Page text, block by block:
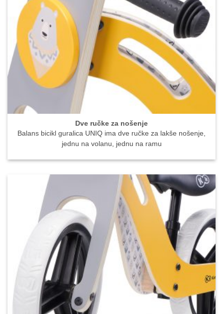
Dve ručke za nošenje
Balans bicikl guralica UNIQ ima dve ručke za lakše nošenje,
jednu na volanu, jednu na ramu